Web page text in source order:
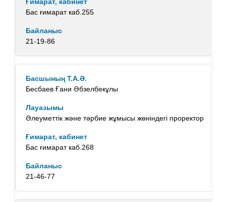
Бас ғимарат каб.255
21-19-86
Бесбаев Ғани Әбзелбекұлы
Әлеуметтік және тәрбие жұмысы жөніндегі проректор
Бас ғимарат каб.268
21-46-77